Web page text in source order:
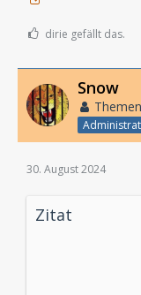
dirie gefällt das.
Snow
30. August 2024
Zitat